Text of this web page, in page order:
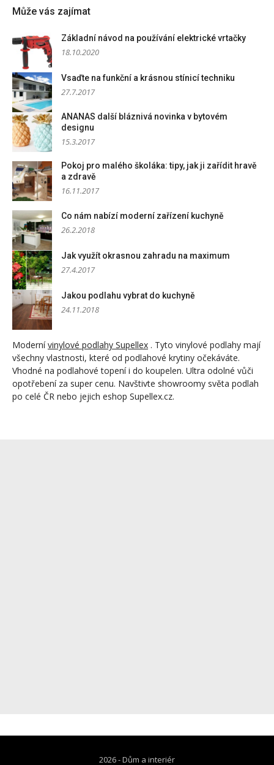
Může vás zajímat
Základní návod na používání elektrické vrtačky
18.10.2020
Vsaďte na funkční a krásnou stínicí techniku
27.7.2017
ANANAS další bláznivá novinka v bytovém
designu
15.3.2017
Pokoj pro malého školáka: tipy, jak ji zařídit hravě
a zdravě
16.11.2017
Co nám nabízí moderní zařízení kuchyně
26.2.2018
Jak využít okrasnou zahradu na maximum
27.4.2017
Jakou podlahu vybrat do kuchyně
24.11.2018
Modernívinylové podlahy Supellex . Tyto vinylové podlahy mají
všechny vlastnosti, které od podlahové krytiny očekáváte.
Vhodné na podlahové topení i do koupelen. Ultra odolné vůči
opotřebení za super cenu. Navštivte showroomy světa podlah
po celé ČR nebo jejich eshop Supellex.cz.
2026 -Dům a interiér